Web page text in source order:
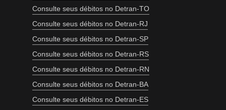
Consulte seus débitos no Detran-TO
Consulte seus débitos no Detran-RJ
Consulte seus débitos no Detran-SP
Consulte seus débitos no Detran-RS
Consulte seus débitos no Detran-RN
Consulte seus débitos no Detran-BA
Consulte seus débitos no Detran-ES